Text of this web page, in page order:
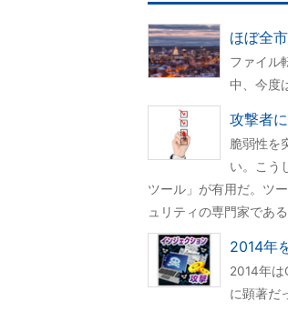
ほぼ全
ファイル
中、今度
攻撃者
脆弱性を
い。こう
ツール」が有用だ。ツ
ュリティの専門家であ
2014年
2014年
に顕著だ